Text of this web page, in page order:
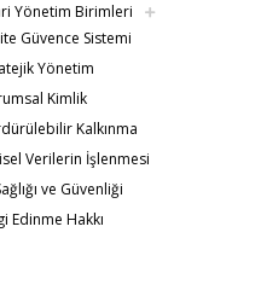
Yönetim Birimleri
Güvence Sistemi
Yönetim
Kimlik
Kalkınma
Verilerin İşlenmesi
ve Güvenliği
Edinme Hakkı